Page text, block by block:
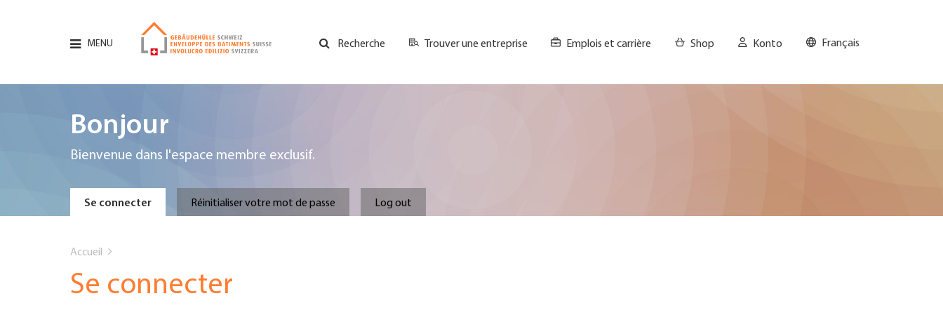
MENU Recherche
GH
Trouver une entreprise Emplois et carrière Shop Konto Français
Bonjour
Bienvenue dans l'espace membre exclusif.
Primary
tabs
Se connecter Réinitialiser votre mot de passe Log out
are
Accueil
Se connecter